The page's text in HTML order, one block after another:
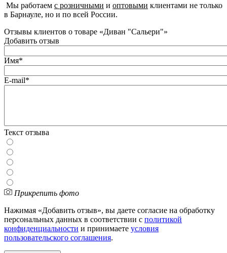
Мы работаем с розничными и оптовыми клиентами не только
в Барнауле, но и по всей России.
Отзывы клиентов о товаре «Диван "Сальери"»
Добавить отзыв
Имя*
E-mail*
Текст отзыва
Прикрепить фото
Нажимая «Добавить отзыв», вы даете согласие на обработку
персональных данных в соответствии с политикой
конфиденциальности и принимаете условия
пользовательского соглашения.